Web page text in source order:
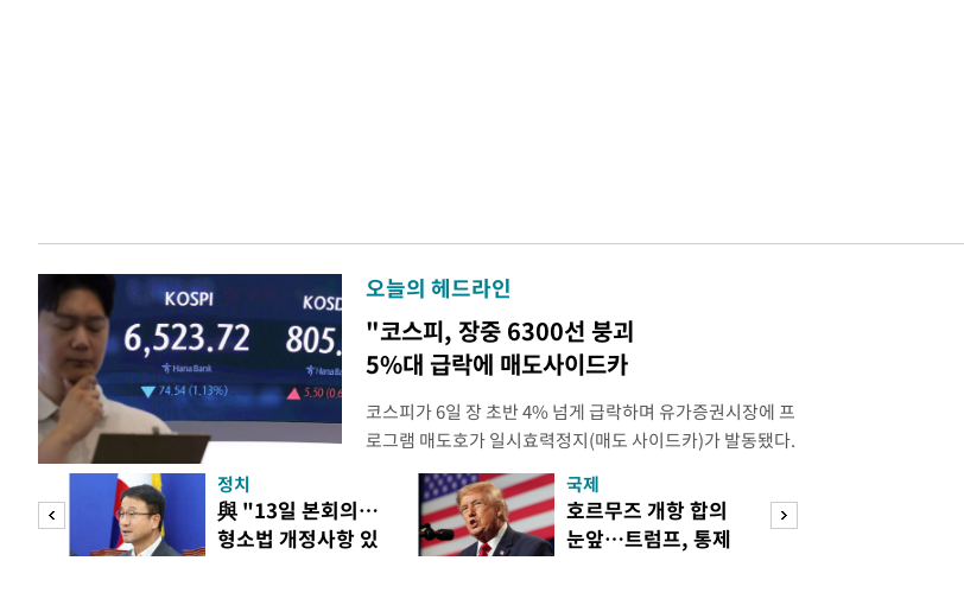
오늘의 헤드라인
"코스피, 장중 6300선 붕괴
5%대 급락에 매도사이드카
코스피가 6일 장 초반 4% 넘게 급락하며 유가증권시장에 프
로그램 매도호가 일시효력정지(매도 사이드카)가 발동됐다.
한국거래소는 이날 오전 10시18분께 매도 사이드카를 발동
했다고 밝혔다. 발동 당시 코스피200선물지수는 전일 종가
대비 5.12% 급락한 987.24였다. 코스피 매도 사이드카는 코
스피200을 기초자산으로 하는 선물 최근월물 가격
정치
與 "13일 본회의…
형소법 개정사항 있
국제
호르무즈 개항 합의
눈앞…트럼프, 통제